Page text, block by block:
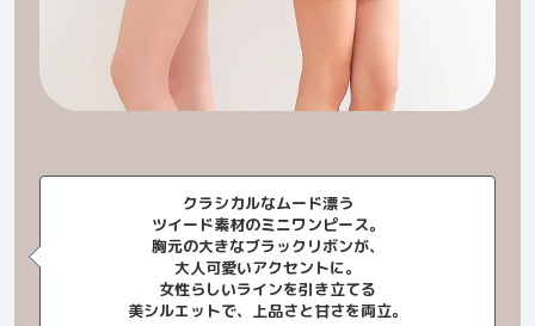
クラシカルなムード漂う
ツイード素材のミニワンピース。
胸元の大きなブラックリボンが、
大人可愛いアクセントに。
女性らしいラインを引き立てる
美シルエットで、上品さと甘さを両立。